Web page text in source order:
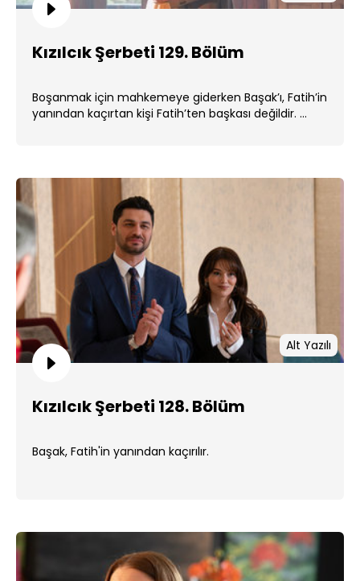
Kızılcık Şerbeti 129. Bölüm
Boşanmak için mahkemeye giderken Başak’ı, Fatih’in
yanından kaçırtan kişi Fatih’ten başkası değildir. ...
Alt Yazılı
Kızılcık Şerbeti 128. Bölüm
Başak, Fatih'in yanından kaçırılır.